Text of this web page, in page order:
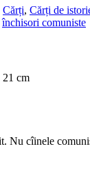
Cărți, Cărți de
închisori comuniste
21 cm
Nu cîinele